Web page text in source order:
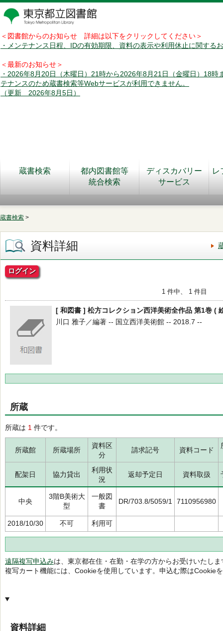
＜図書館からのお知らせ 詳細は以下をクリックしてください＞
・メンテナンス日程、IDの有効期限、資料の表示や利用休止に関する
＜最新のお知らせ＞
・2026年8月20日（木曜日）21時から2026年8月21日（金曜日）18時
テナンスのため蔵書検索等Webサービスが利用できません。
（更新 2026年8月5日）
蔵書検索
都内図書館等
統合検索
ディスカバリー
サービス
レ
蔵書検索 >
資料詳細
ログイン
1 件中、 1 件目
[ 和図書 ] 松方コレクション西洋美術全作品 第1巻 (
川口 雅子／編著 -- 国立西洋美術館 -- 2018.7 --
所蔵
所蔵は 1 件です。
所蔵館 所蔵場所
資料区
分
請求記号 資料コード
配架日 協力貸出
利用状
況
返却予定日 資料取扱
中央
3階B美術大
型
一般図
書
DR/703.8/5059/1 7110956980
2018/10/30 不可 利用可
遠隔複写申込みは、東京都在住・在勤・在学の方からお受けいたしま
複写カート機能には、Cookieを使用しています。申込む際はCookie
資料詳細